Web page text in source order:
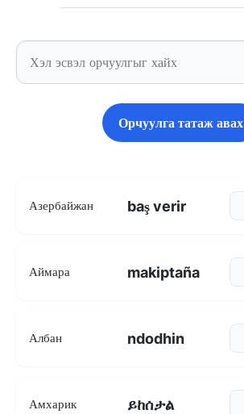
Орчуулга татаж авах
Азербайжан baş verir
Аймара makiptaña
Албан ndodhin
Амхарик ይከሰታል